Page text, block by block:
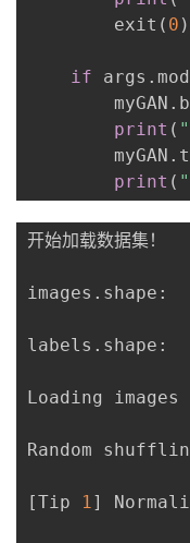
        exit
( 0 )
if args .
        myGAN
.
print (
        myGAN
.
print (
开始加载数据集！
images . shape :
labels . shape :
Loading
Random
[Tip 1]